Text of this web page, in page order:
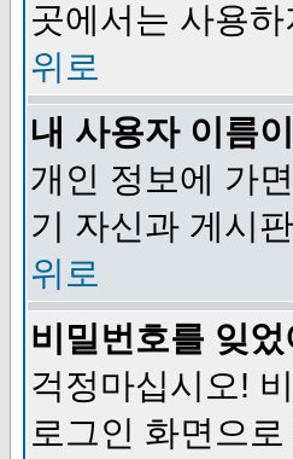
곳에서는 사용
위로
내 사용자 이름
개인 정보에 가면
기 자신과 게시
위로
비밀번호를 잊었
걱정마십시오!
로그인 화면으로